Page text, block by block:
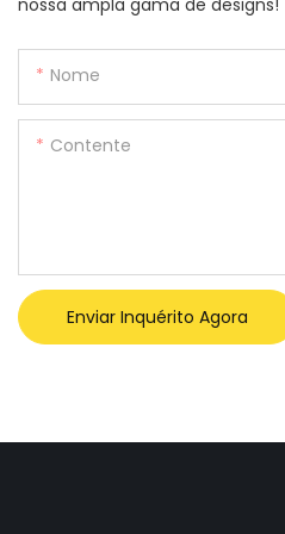
nossa ampla gama de designs!
Nome
Contente
Enviar Inquérito Agora